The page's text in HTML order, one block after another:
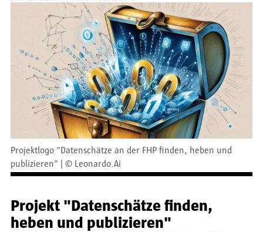
Projektlogo "Datenschätze an der FHP finden, heben und
publizieren"
© Leonardo.Ai
Projekt "Datenschätze finden,
heben und publizieren"